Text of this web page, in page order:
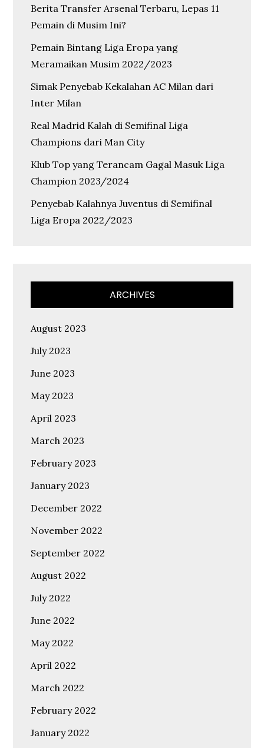
Berita Transfer Arsenal Terbaru, Lepas 11
Pemain di Musim Ini?
Pemain Bintang Liga Eropa yang
Meramaikan Musim 2022/2023
Simak Penyebab Kekalahan AC Milan dari
Inter Milan
Real Madrid Kalah di Semifinal Liga
Champions dari Man City
Klub Top yang Terancam Gagal Masuk Liga
Champion 2023/2024
Penyebab Kalahnya Juventus di Semifinal
Liga Eropa 2022/2023
ARCHIVES
August 2023
July 2023
June 2023
May 2023
April 2023
March 2023
February 2023
January 2023
December 2022
November 2022
September 2022
August 2022
July 2022
June 2022
May 2022
April 2022
March 2022
February 2022
January 2022